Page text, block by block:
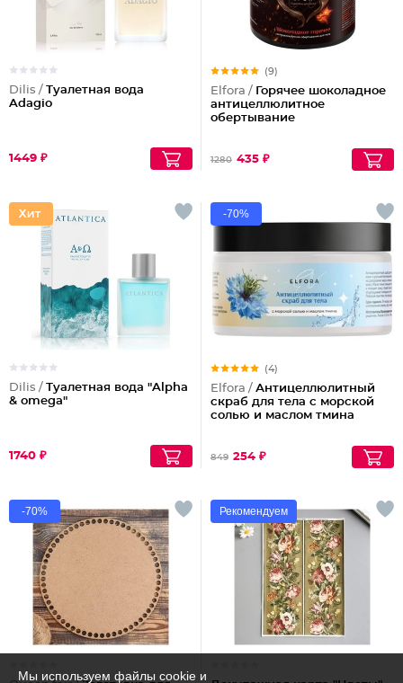
Dilis / Туалетная вода
Adagio
1449 ₽
(9)
Elfora / Горячее шоколадное
антицеллюлитное
обертывание
1280 435 ₽
Dilis / Туалетная вода "Alpha
& omega"
1740 ₽
-70%
(4)
Elfora / Антицеллюлитный
скраб для тела с морской
солью и маслом тмина
849 254 ₽
-70% Рекомендуем
Мы используем файлы cookie и